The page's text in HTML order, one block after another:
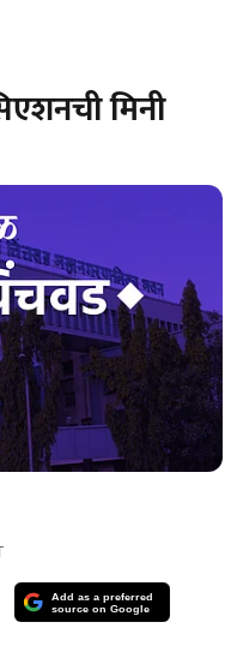
मिनी
Add as a preferred
source on Google